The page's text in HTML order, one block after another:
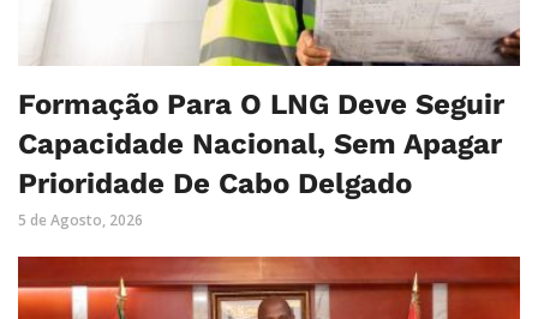
Formação Para O LNG Deve Seguir
Capacidade Nacional, Sem Apagar
Prioridade De Cabo Delgado
5 de Agosto, 2026